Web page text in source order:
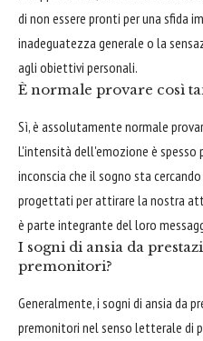
di non essere pronti per una sfida
inadeguatezza generale o la
agli obiettivi personali.
È normale provare così
Sì, è assolutamente normale
L'intensità dell'emozione è
inconscia che il sogno sta
progettati per attirare la nostra
è parte integrante del loro
I sogni di ansia da
premonitori?
Generalmente, i sogni di ansia da
premonitori nel senso letterale di